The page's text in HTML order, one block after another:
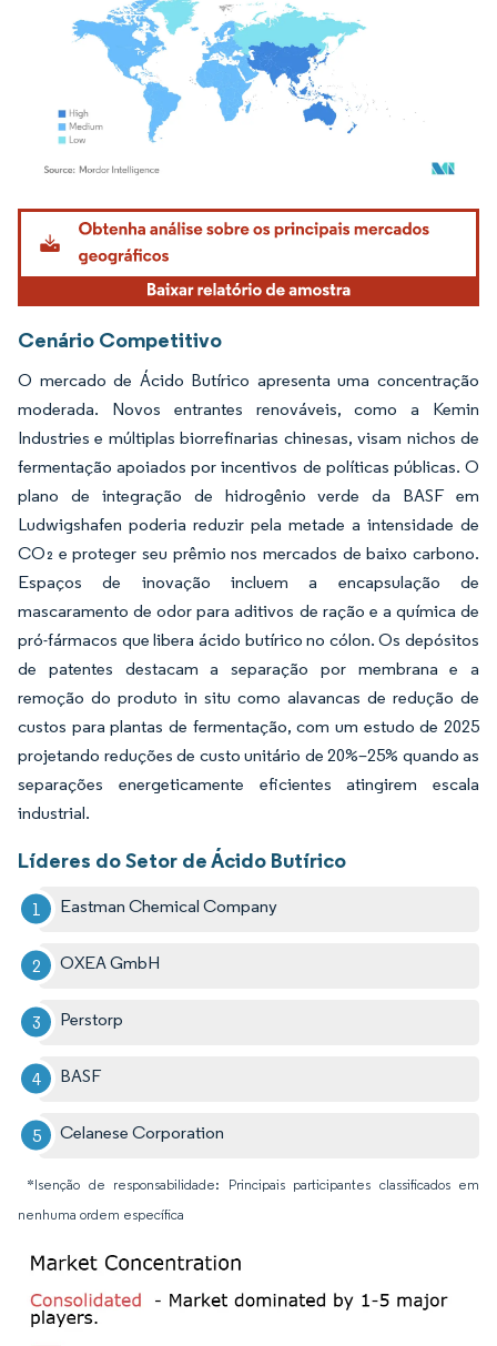
Imagem © Mordor Intelligence. O reuso requer atribuição conforme CC BY 4.0.
Cenário Competitivo
O mercado de Ácido Butírico apresenta uma concentração
moderada. Novos entrantes renováveis, como a Kemin
Industries e múltiplas biorrefinarias chinesas, visam nichos de
fermentação apoiados por incentivos de políticas públicas. O
plano de integração de hidrogênio verde da BASF em
Ludwigshafen poderia reduzir pela metade a intensidade de
CO₂ e proteger seu prêmio nos mercados de baixo carbono.
Espaços de inovação incluem a encapsulação de
mascaramento de odor para aditivos de ração e a química de
pró-fármacos que libera ácido butírico no cólon. Os depósitos
de patentes destacam a separação por membrana e a
remoção do produto in situ como alavancas de redução de
custos para plantas de fermentação, com um estudo de 2025
projetando reduções de custo unitário de 20%–25% quando as
separações energeticamente eficientes atingirem escala
industrial.
Líderes do Setor de Ácido Butírico
Eastman Chemical Company
OXEA GmbH
Perstorp
BASF
Celanese Corporation
*Isenção de responsabilidade: Principais participantes classificados em
nenhuma ordem específica